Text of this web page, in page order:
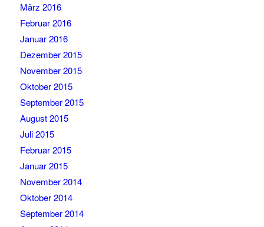
März 2016
Februar 2016
Januar 2016
Dezember 2015
November 2015
Oktober 2015
September 2015
August 2015
Juli 2015
Februar 2015
Januar 2015
November 2014
Oktober 2014
September 2014